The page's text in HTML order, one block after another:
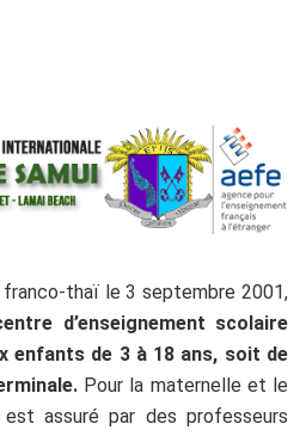
franco-thaï le 3 septembre 2001,
d’enseignement scolaire
enfants de 3 à 18 ans, soit de
Pour la maternelle et le
est assuré par des professeurs